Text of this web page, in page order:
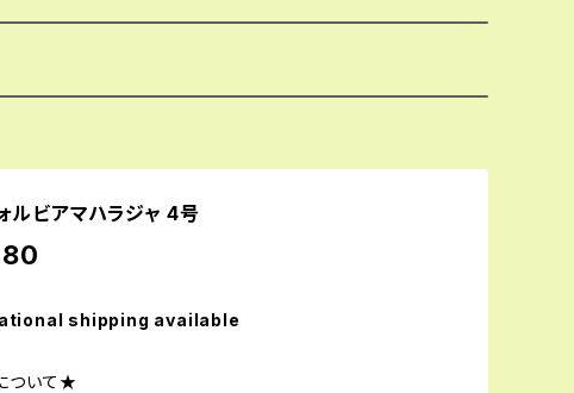
ルビアマハラジャ 4号
shipping available
ついて★